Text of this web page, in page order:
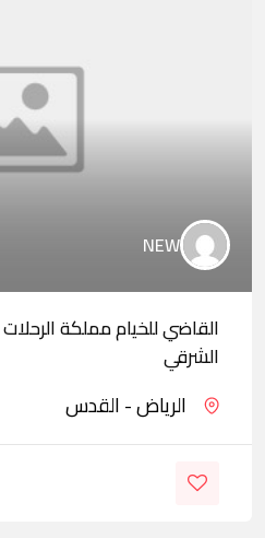
NEW
القاضي للخيام مملكة
الشرقي
الرياض - القدس